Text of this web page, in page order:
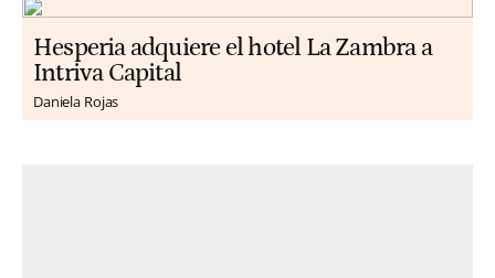
Hesperia adquiere el hotel La Zambra a
Intriva Capital
Daniela Rojas